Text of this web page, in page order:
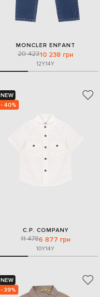
MONCLER ENFANT
20 42310 238 грн
12Y14Y
NEW
- 40%
C.P. COMPANY
11 4786 877 грн
10Y14Y
NEW
- 39%